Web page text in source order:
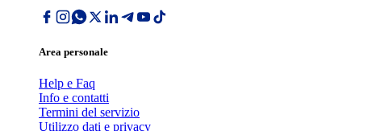
Area personale
Help e Faq
Info e contatti
Termini del servizio
Utilizzo dati e privacy